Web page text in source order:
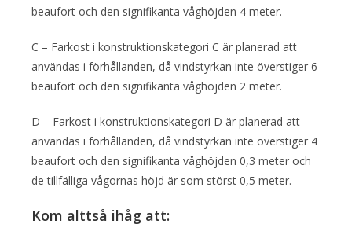
beaufort och den signifikanta våghöjden 4 meter.
C – Farkost i konstruktionskategori C är planerad att
användas i förhållanden, då vindstyrkan inte överstiger 6
beaufort och den signifikanta våghöjden 2 meter.
D – Farkost i konstruktionskategori D är planerad att
användas i förhållanden, då vindstyrkan inte överstiger 4
beaufort och den signifikanta våghöjden 0,3 meter och
de tillfälliga vågornas höjd är som störst 0,5 meter.
Kom alttså ihåg att: